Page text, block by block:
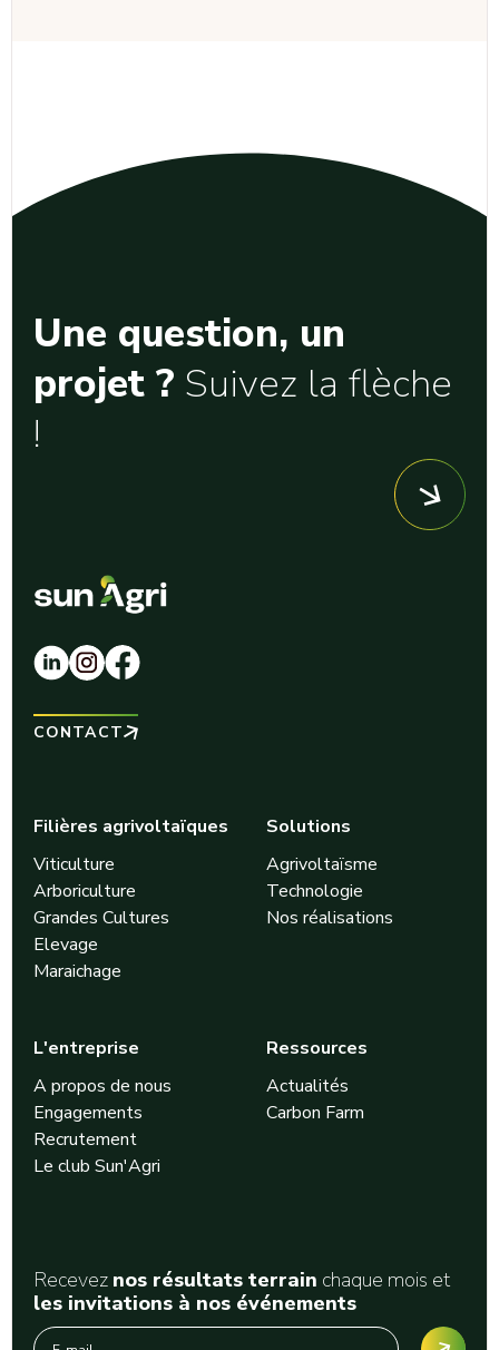
Une question, un
projet ? Suivez la flèche
!
CONTACT
Filières agrivoltaïques
Viticulture
Arboriculture
Grandes Cultures
Elevage
Maraichage
Solutions
Agrivoltaïsme
Technologie
Nos réalisations
L'entreprise
A propos de nous
Engagements
Recrutement
Le club Sun'Agri
Ressources
Actualités
Carbon Farm
Recevez nos résultats terrain chaque mois et
les invitations à nos événements